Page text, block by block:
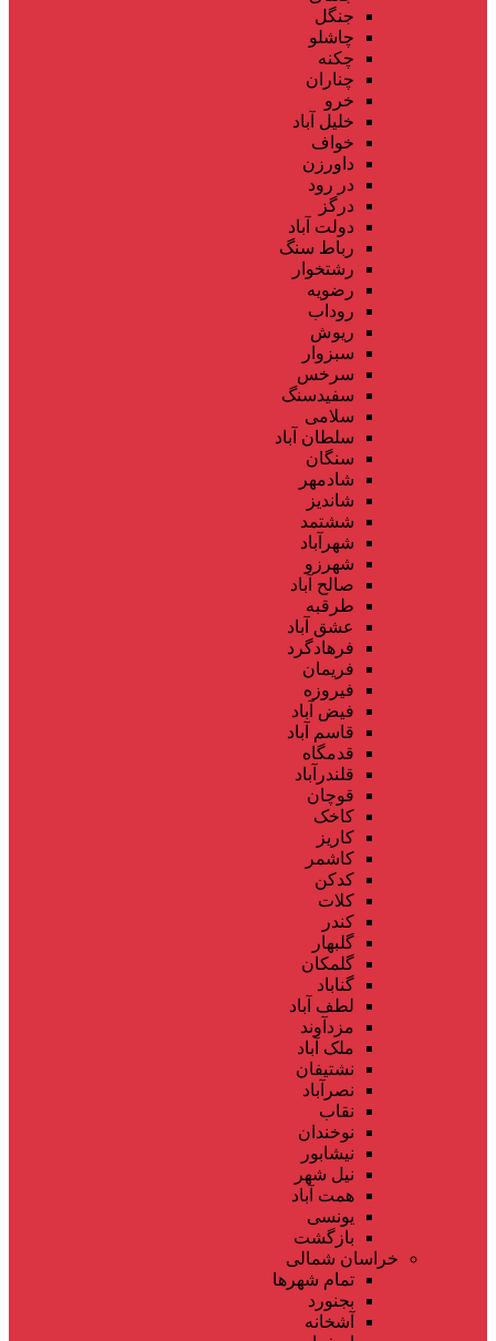
جنگل
چاشلو
چکنه
چناران
خرو
خلیل آباد
خواف
داورزن
در رود
درگز
دولت آباد
رباط سنگ
رشتخوار
رضویه
روداب
ریوش
سبزوار
سرخس
سفیدسنگ
سلامی
سلطان آباد
سنگان
شادمهر
شاندیز
ششتمد
شهرآباد
شهرزو
صالح آباد
طرقبه
عشق آباد
فرهادگرد
فریمان
فیروزه
فیض آباد
قاسم آباد
قدمگاه
قلندرآباد
قوچان
کاخک
کاریز
کاشمر
کدکن
کلات
کندر
گلبهار
گلمکان
گناباد
لطف آباد
مزدآوند
ملک آباد
نشتیفان
نصرآباد
نقاب
نوخندان
نیشابور
نیل شهر
همت آباد
یونسی
بازگشت
خراسان شمالی
تمام شهر‌ها
بجنورد
آشخانه